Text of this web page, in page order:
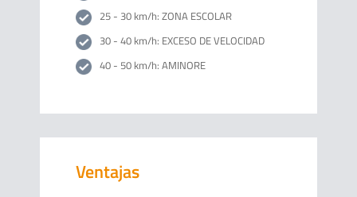
25 - 30 km/h: ZONA ESCOLAR
30 - 40 km/h: EXCESO DE VELOCIDAD
40 - 50 km/h: AMINORE
Ventajas